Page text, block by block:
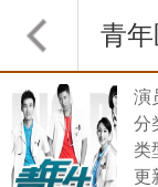
青
演
分
类
更